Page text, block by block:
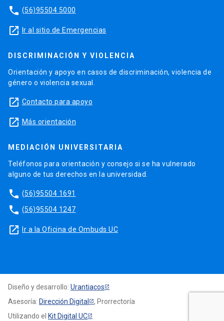
phone (56)95504 5000
launch Ir al sitio de Emergencias
DISCRIMINACIÓN Y VIOLENCIA
Orientación y apoyo en casos de discriminación, violencia de
género o violencia sexual.
launch Contacto para apoyo
launch Más orientación
MEDIACIÓN UNIVERSITARIA
Teléfonos para orientación y consejo si se ha vulnerado
alguno de tus derechos en la universidad.
phone (56)95504 1691
phone (56)95504 1247
launch Ir a la Oficina de Ombuds UC
Diseño y desarrollo: Urantiacos
Asesoría: Dirección Digital
, Prorrectoría
Utilizando el Kit Digital UC